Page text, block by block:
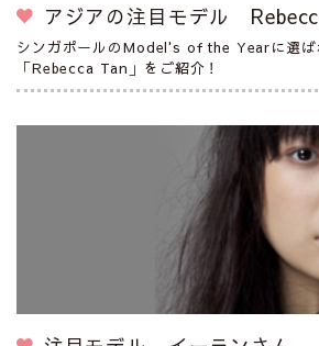
アジアの注目モデル
シンガポールのModel's of the Yearに選ば
「Rebecca Tan」をご紹介！